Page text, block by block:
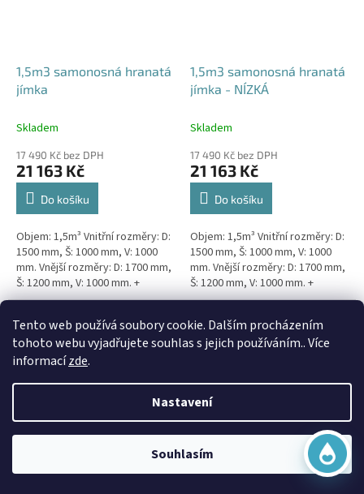
Tento web používá soubory cookie. Dalším procházením
tohoto webu vyjadřujete souhlas s jejich používáním.. Více
informacízde.
Nastavení
Souhlasím
1,5m3 samonosná hranatá
jímka
Skladem
17 490 Kč bez DPH
21 163 Kč
Do košíku
Objem: 1,5m³ Vnitřní rozměry: D:
1500 mm, Š: 1000 mm, V: 1000
mm. Vnější rozměry: D: 1700 mm,
Š: 1200 mm, V: 1000 mm. +
komínek Kvalitní, pevná jímka
1,5m3 samonosná hranatá
jímka - NÍZKÁ
Skladem
17 490 Kč bez DPH
21 163 Kč
Do košíku
Objem: 1,5m³ Vnitřní rozměry: D:
1500 mm, Š: 1000 mm, V: 1000
mm. Vnější rozměry: D: 1700 mm,
Š: 1200 mm, V: 1000 mm. +
komínek Snížené provedení s
Doprava Zdarma Doprava Zdarma
3m3 samonosná kruhová
Online
Začít konverzaci